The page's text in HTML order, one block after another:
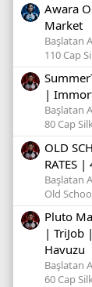
Awara
Market
Başlatan
110 Cap
|
Başlatan
80 Cap
OLD
RATES |
Başlatan
Old
Pluto
| TriJob
Havuzu
Başlatan
60 Cap